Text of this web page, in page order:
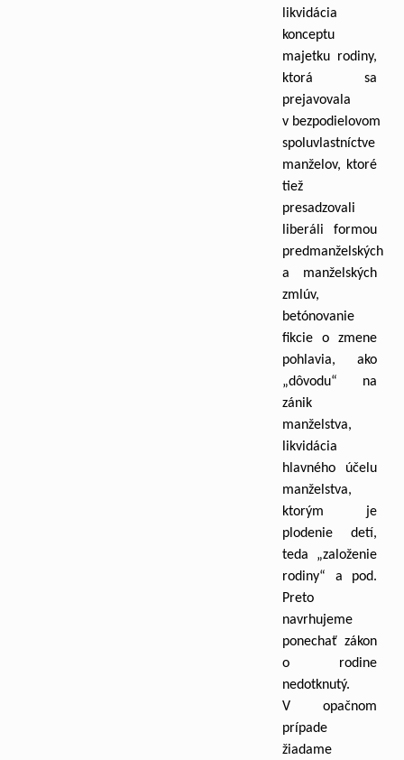
likvidácia
konceptu
majetku rodiny,
ktorá sa
prejavovala
v bezpodielovom
spoluvlastníctve
manželov, ktoré
tiež
presadzovali
liberáli formou
predmanželských
a manželských
zmlúv,
betónovanie
fikcie o zmene
pohlavia, ako
„dôvodu“ na
zánik
manželstva,
likvidácia
hlavného účelu
manželstva,
ktorým je
plodenie detí,
teda „založenie
rodiny“ a pod.
Preto
navrhujeme
ponechať zákon
o rodine
nedotknutý.
V opačnom
prípade
žiadame